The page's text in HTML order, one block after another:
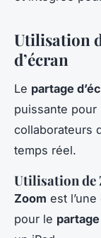
Utilisation
d’écran
Le partage
puissante pour
collaborateurs
temps réel.
Utilisation de
Zoom est l’une
pour le